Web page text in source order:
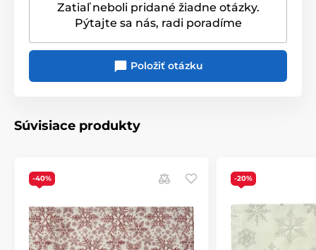
Produkt je zaradený v kategóriách
Běhouny, ubrusy a prostírání
Vianočná Luxury kolekcia
Zatiaľ neboli pridané žiadne otázky.
Pýtajte sa nás, radi poradíme
Položiť otázku
Súvisiace produkty
-40% -20%